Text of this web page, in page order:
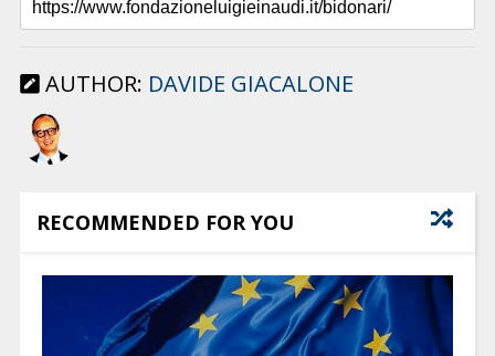
AUTHOR: DAVIDE GIACALONE
RECOMMENDED FOR YOU